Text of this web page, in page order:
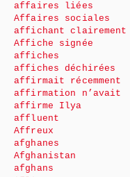
affaires liées
Affaires sociales
affichant clairement
Affiche signée
affiches
affiches déchirées
affirmait récemment
affirmation n’avait
affirme Ilya
affluent
Affreux
afghanes
Afghanistan
afghans